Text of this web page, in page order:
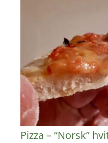
Pizza – “Norsk”